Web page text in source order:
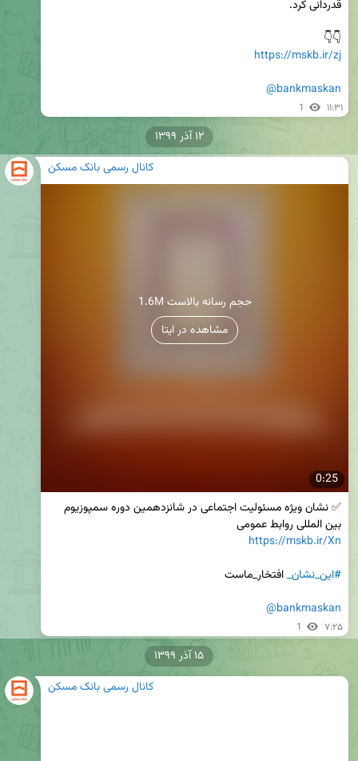
👇👇
https://mskb.ir/zj
@bankmaskan
1 ۱۱:۳۱
کانال رسمی بانک مسکن
0:25
1.6M حجم رسانه بالاست
مشاهده در ایتا
بین المللی روابط عمومی
https://mskb.ir/Xn
#این_نشان_
@bankmaskan
1 ۷:۲۵
۱۲ آذر ۱۳۹۹
کانال رسمی بانک مسکن
۱۵ آذر ۱۳۹۹